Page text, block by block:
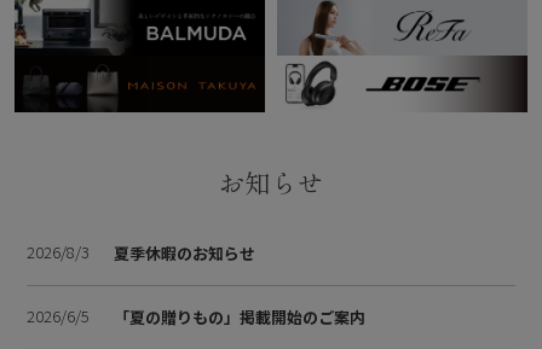
お知らせ
2026/8/3 夏季休暇のお知らせ
2026/6/5 「夏の贈りもの」掲載開始のご案内